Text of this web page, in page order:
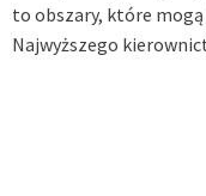
to obszary, które
Najwyższego